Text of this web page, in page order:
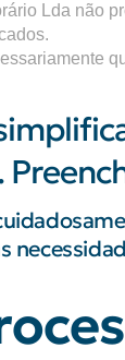
Lda não